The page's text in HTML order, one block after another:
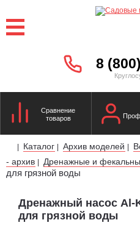
8
Сравнение
товаров
| Каталог | Архив моделей |
- архив | Дренажные и
для грязной воды
Дренажный насос Al-
для грязной воды